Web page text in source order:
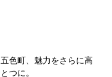
色町、魅力をさらに高
つに。